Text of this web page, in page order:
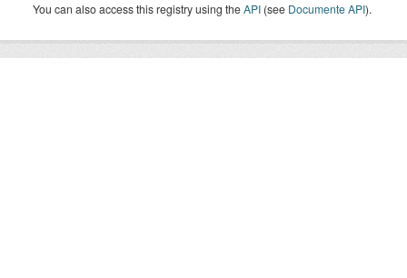
You can also access this registry using theAPI (see Documente API).